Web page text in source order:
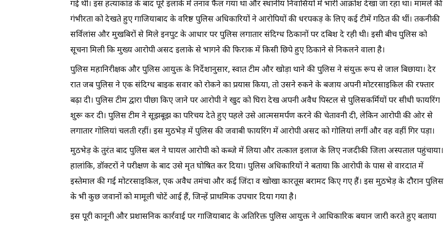
गई थी। इस हत्याकांड के बाद पूरे इलाके में तनाव फैल गया था और स्थानीय निवासियों में भारी आक्रोश देखा जा रहा था। मामले की
गंभीरता को देखते हुए गाजियाबाद के वरिष्ठ पुलिस अधिकारियों ने आरोपियों की धरपकड़ के लिए कई टीमें गठित की थीं। तकनीकी
सर्विलांस और मुखबिरों से मिले इनपुट के आधार पर पुलिस लगातार संदिग्ध ठिकानों पर दबिश दे रही थी। इसी बीच पुलिस को
सूचना मिली कि मुख्य आरोपी असद इलाके से भागने की फिराक में किसी छिपे हुए ठिकाने से निकलने वाला है।
पुलिस महानिरीक्षक और पुलिस आयुक्त के निर्देशानुसार, स्वात टीम और खोड़ा थाने की पुलिस ने संयुक्त रूप से जाल बिछाया। देर
रात जब पुलिस ने एक संदिग्ध बाइक सवार को रोकने का प्रयास किया, तो उसने रुकने के बजाय अपनी मोटरसाइकिल की रफ्तार
बढ़ा दी। पुलिस टीम द्वारा पीछा किए जाने पर आरोपी ने खुद को घिरा देख अपनी अवैध पिस्टल से पुलिसकर्मियों पर सीधी फायरिंग
शुरू कर दी। पुलिस टीम ने सूझबूझ का परिचय देते हुए पहले उसे आत्मसमर्पण करने की चेतावनी दी, लेकिन आरोपी की ओर से
लगातार गोलियां चलती रहीं। इस मुठभेड़ में पुलिस की जवाबी फायरिंग में आरोपी असद को गोलियां लगीं और वह वहीं गिर पड़ा।
मुठभेड़ के तुरंत बाद पुलिस बल ने घायल आरोपी को कब्जे में लिया और तत्काल इलाज के लिए नजदीकी जिला अस्पताल पहुंचाया।
हालांकि, डॉक्टरों ने परीक्षण के बाद उसे मृत घोषित कर दिया। पुलिस अधिकारियों ने बताया कि आरोपी के पास से वारदात में
इस्तेमाल की गई मोटरसाइकिल, एक अवैध तमंचा और कई जिंदा व खोखा कारतूस बरामद किए गए हैं। इस मुठभेड़ के दौरान पुलिस
के भी कुछ जवानों को मामूली चोटें आई हैं, जिन्हें प्राथमिक उपचार दिया गया है।
इस पूरी कानूनी और प्रशासनिक कार्रवाई पर गाजियाबाद के अतिरिक्त पुलिस आयुक्त ने आधिकारिक बयान जारी करते हुए बताया